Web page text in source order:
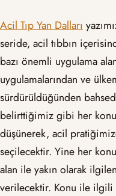
Acil Tıp Yan Dalları
seride, acil tıbbın
bazı önemli uygulama
uygulamalarından ve
sürdürüldüğünden
belirttiğimiz gibi her
düşünerek, acil
seçilecektir. Yine her
alan ile yakın olarak
verilecektir. Konu ile ilgili